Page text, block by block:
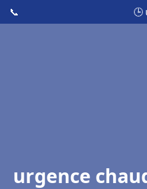
📞 🕒
urgence